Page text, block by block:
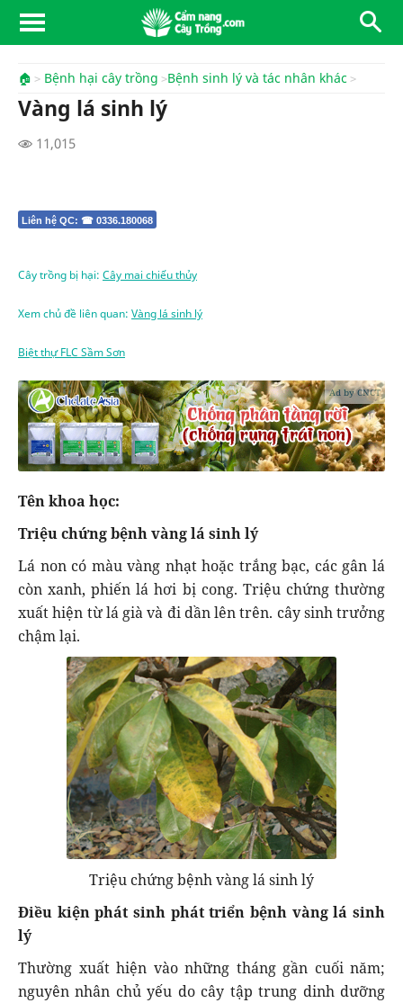
🏠 Bệnh hại cây trồng Bệnh sinh lý và tác nhân khác
Vàng lá sinh lý
11,015
Liên hệ QC: ☎ 0336.180068
Cây trồng bị hại: Cây mai chiếu thủy
Xem chủ đề liên quan: Vàng lá sinh lý
Biệt thự FLC Sầm Sơn
Ad by CNCT
Tên khoa học:
Triệu chứng bệnh vàng lá sinh lý
Lá non có màu vàng nhạt hoặc trắng bạc, các gân lá
còn xanh, phiến lá hơi bị cong. Triệu chứng thường
xuất hiện từ lá già và đi dần lên trên. cây sinh trưởng
chậm lại.
Triệu chứng bệnh vàng lá sinh lý
Điều kiện phát sinh phát triển bệnh vàng lá sinh
lý
Thường xuất hiện vào những tháng gần cuối năm;
nguyên nhân chủ yếu do cây tập trung dinh dưỡng